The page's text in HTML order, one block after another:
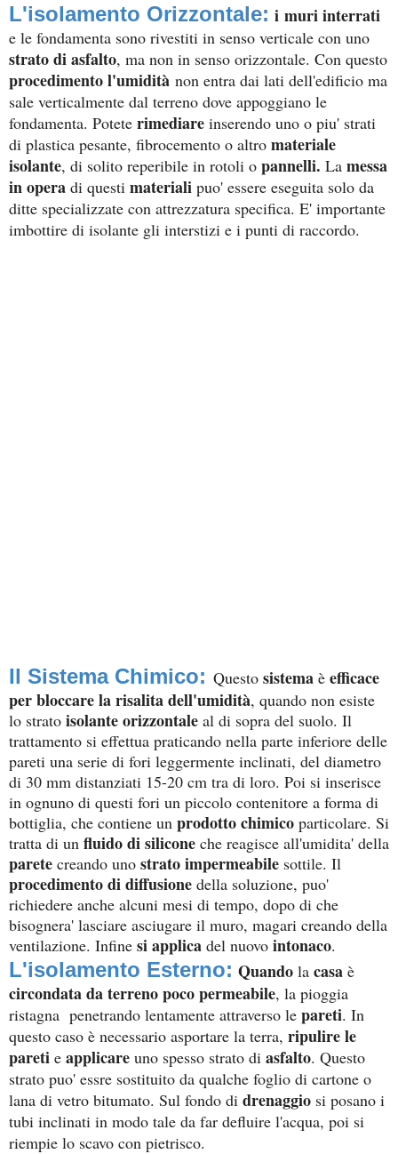
L'isolamento Orizzontale: i muri interrati
e le fondamenta sono rivestiti in senso verticale con uno
strato di asfalto, ma non in senso orizzontale. Con questo
procedimento l'umidità non entra dai lati dell'edificio ma
sale verticalmente dal terreno dove appoggiano le
fondamenta. Potete rimediare inserendo uno o piu' strati
di plastica pesante, fibrocemento o altro materiale
isolante, di solito reperibile in rotoli o pannelli. La messa
in opera di questi materiali puo' essere eseguita solo da
ditte specializzate con attrezzatura specifica. E' importante
imbottire di isolante gli interstizi e i punti di raccordo.
Il Sistema Chimico: Questo sistema è efficace
per bloccare la risalita dell'umidità, quando non esiste
lo strato isolante orizzontale al di sopra del suolo. Il
trattamento si effettua praticando nella parte inferiore delle
pareti una serie di fori leggermente inclinati, del diametro
di 30 mm distanziati 15-20 cm tra di loro. Poi si inserisce
in ognuno di questi fori un piccolo contenitore a forma di
bottiglia, che contiene un prodotto chimico particolare. Si
tratta di un fluido di silicone che reagisce all'umidita' della
parete creando uno strato impermeabile sottile. Il
procedimento di diffusione della soluzione, puo'
richiedere anche alcuni mesi di tempo, dopo di che
bisognera' lasciare asciugare il muro, magari creando della
ventilazione. Infine si applica del nuovo intonaco.
L'isolamento Esterno: Quando la casa è
circondata da terreno poco permeabile, la pioggia
ristagna penetrando lentamente attraverso le pareti. In
questo caso è necessario asportare la terra, ripulire le
pareti e applicare uno spesso strato di asfalto. Questo
strato puo' essre sostituito da qualche foglio di cartone o
lana di vetro bitumato. Sul fondo di drenaggio si posano i
tubi inclinati in modo tale da far defluire l'acqua, poi si
riempie lo scavo con pietrisco.